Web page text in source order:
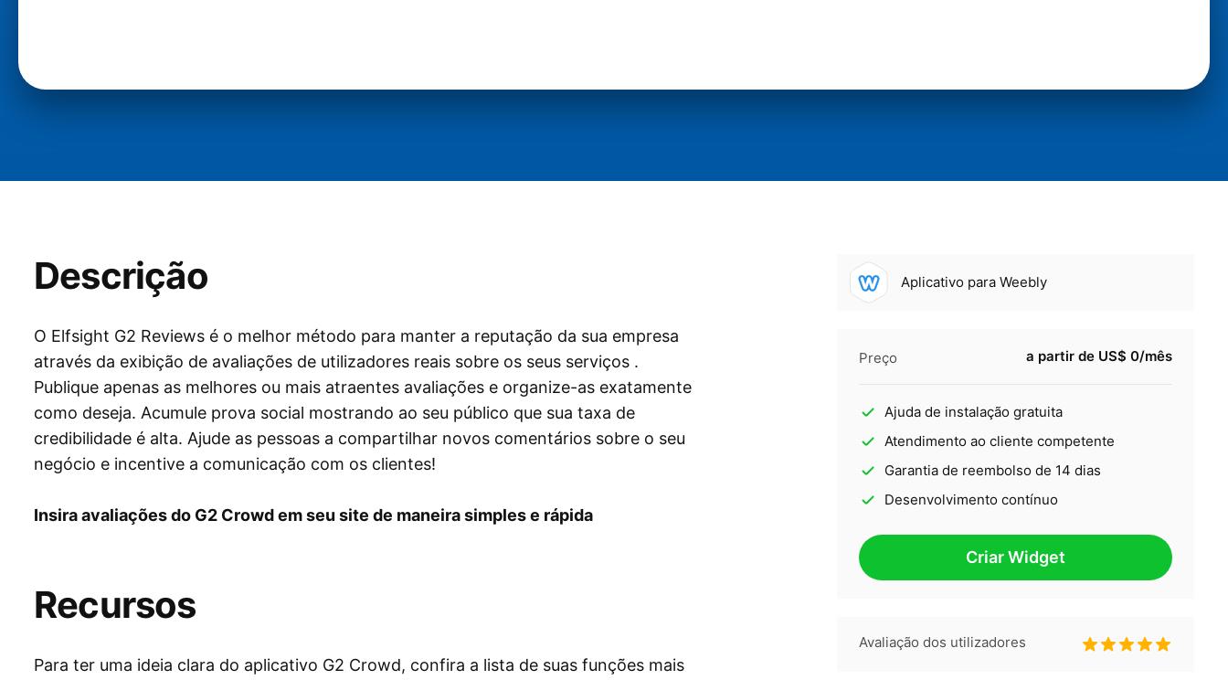
Descrição
O Elfsight G2 Reviews é o melhor método para manter a reputação da sua empresa
através da exibição de avaliações de utilizadores reais sobre os seus serviços .
Publique apenas as melhores ou mais atraentes avaliações e organize-as exatamente
como deseja. Acumule prova social mostrando ao seu público que sua taxa de
credibilidade é alta. Ajude as pessoas a compartilhar novos comentários sobre o seu
negócio e incentive a comunicação com os clientes!
Insira avaliações do G2 Crowd em seu site de maneira simples e rápida
Recursos
Para ter uma ideia clara do aplicativo G2 Crowd, confira a lista de suas funções mais
Aplicativo para Weebly
Preço a partir de US$ 0/mês
Ajuda de instalação gratuita
Atendimento ao cliente competente
Garantia de reembolso de 14 dias
Desenvolvimento contínuo
Criar Widget
Avaliação dos utilizadores